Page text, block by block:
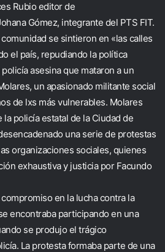
Rubio editor de
Gómez, integrante del PTS FIT.
se sintieron en «las calles
el país, repudiando la política
asesina que mataron a un
un apasionado militante social
de lxs más vulnerables. Molares
la policía estatal de la Ciudad de
una serie de protestas
organizaciones sociales, quienes
exhaustiva y justicia por Facundo
en la lucha contra la
encontraba participando en una
se produjo el trágico
La protesta formaba parte de una